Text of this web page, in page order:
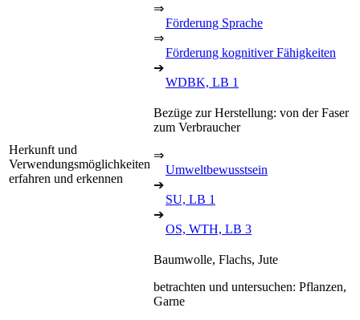
⇒
Förderung Sprache
⇒
Förderung kognitiver Fähigkeiten
➔
WDBK, LB 1
Herkunft und
Verwendungsmöglichkeiten
erfahren und erkennen
Bezüge zur Herstellung: von der Faser
zum Verbraucher
⇒
Umweltbewusstsein
➔
SU, LB 1
➔
OS, WTH, LB 3
Baumwolle, Flachs, Jute
betrachten und untersuchen: Pflanzen,
Garne